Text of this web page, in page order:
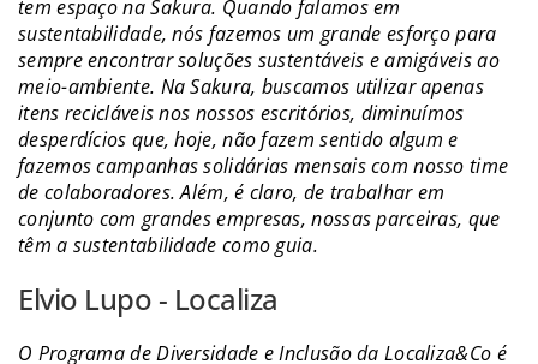
tem espaço na Sakura. Quando falamos em
sustentabilidade, nós fazemos um grande esforço para
sempre encontrar soluções sustentáveis e amigáveis ao
meio-ambiente. Na Sakura, buscamos utilizar apenas
itens recicláveis nos nossos escritórios, diminuímos
desperdícios que, hoje, não fazem sentido algum e
fazemos campanhas solidárias mensais com nosso time
de colaboradores. Além, é claro, de trabalhar em
conjunto com grandes empresas, nossas parceiras, que
têm a sustentabilidade como guia.
Elvio Lupo - Localiza
O Programa de Diversidade e Inclusão da Localiza&Co é